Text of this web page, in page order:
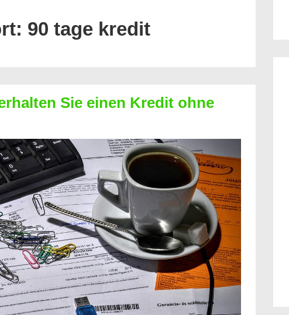
90 tage kredit
Sie einen Kredit ohne